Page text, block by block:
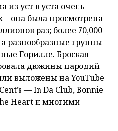
из уст в уста очень
– она была просмотрена
раз; более 70,000
разнообразные группы
Горилле. Броская
дюжины пародий
выложены на YouTube
— In Da Club, Bonnie
Heart и многими